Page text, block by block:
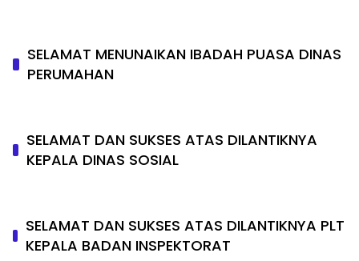
SELAMAT MENUNAIKAN IBADAH PUASA DINAS
PERUMAHAN
SELAMAT DAN SUKSES ATAS DILANTIKNYA
KEPALA DINAS SOSIAL
SELAMAT DAN SUKSES ATAS DILANTIKNYA PLT
KEPALA BADAN INSPEKTORAT